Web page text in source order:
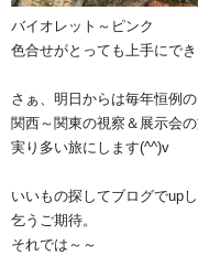
バイオレット～ピンク
色合せがとっても上手にで
さぁ、明日からは毎年恒例の
関西～関東の視察＆展示会の
実り多い旅にします(^^)v
いいもの探してブログでupし
乞うご期待。
それでは～～